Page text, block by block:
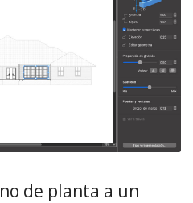
de planta a un